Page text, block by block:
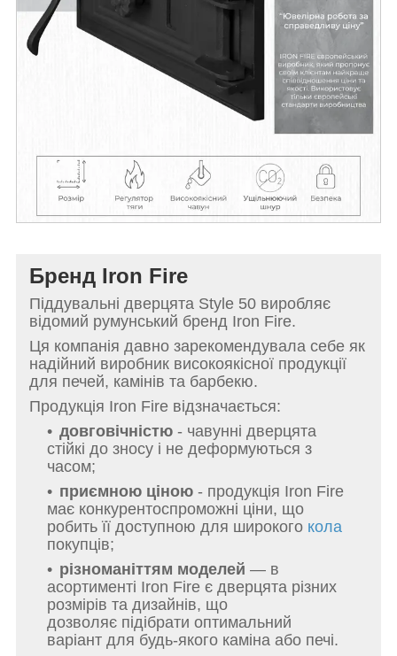
Бренд Iron Fire
Піддувальні дверцята Style 50 виробляє
відомий румунський бренд Iron Fire.
Ця компанія давно зарекомендувала себе як
надійний виробник високоякісної продукції
для печей, камінів та барбекю.
Продукція Iron Fire відзначається:
довговічністю - чавунні дверцята
стійкі до зносу і не деформуються з
часом;
приємною ціною - продукція Iron Fire
має конкурентоспроможні ціни, що
робить її доступною для широкого кола
покупців;
різноманіттям моделей — в
асортименті Iron Fire є дверцята різних
розмірів та дизайнів, що
дозволяє підібрати оптимальний
варіант для будь-якого каміна або печі.